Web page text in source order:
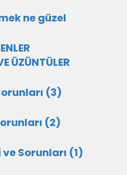
ne güzel
ÜZÜNTÜLER
(3)
(2)
Sorunları (1)